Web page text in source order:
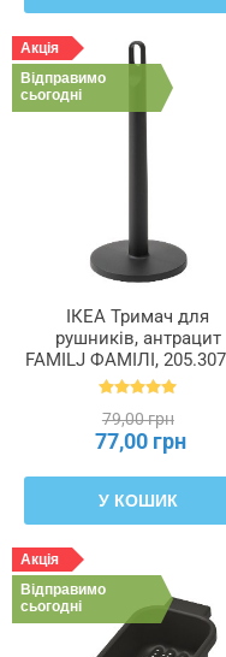
Акція
Відправимо
сьогодні
ІКЕА Тримач для
рушників, антрацит
FAMILJ ФАМІЛІ,
79,00 грн
77,00 грн
У КОШИК
Акція
Відправимо
сьогодні